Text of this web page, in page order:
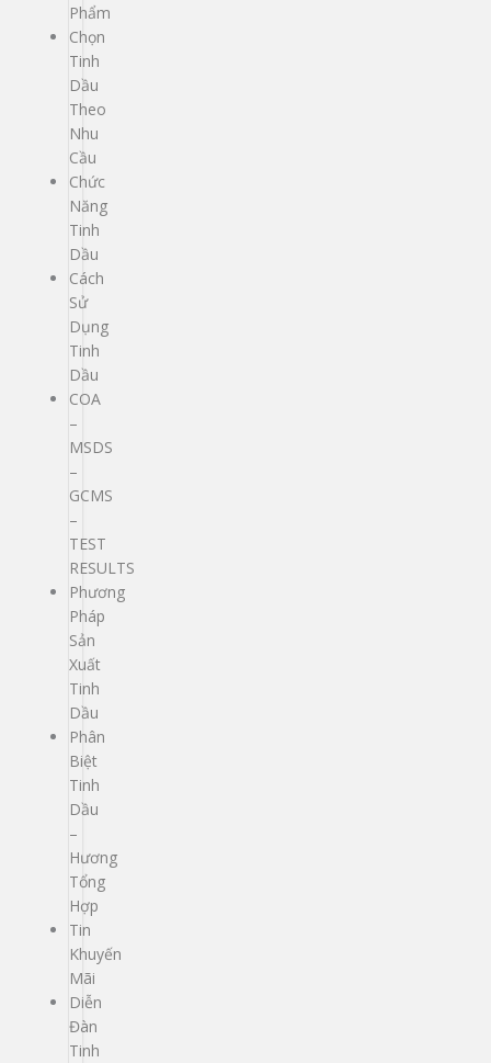
Phẩm
Chọn
Tinh
Dầu
Theo
Nhu
Cầu
Chức
Năng
Tinh
Dầu
Cách
Sử
Dụng
Tinh
Dầu
COA
–
MSDS
–
GCMS
–
TEST
RESULTS
Phương
Pháp
Sản
Xuất
Tinh
Dầu
Phân
Biệt
Tinh
Dầu
–
Hương
Tổng
Hợp
Tin
Khuyến
Mãi
Diễn
Đàn
Tinh